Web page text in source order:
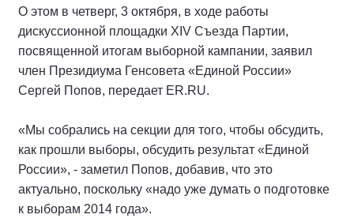
О этом в четверг, 3 октября, в ходе работы
дискуссионной площадки XIV Съезда Партии,
посвященной итогам выборной кампании, заявил
член Президиума Генсовета «Единой России»
Сергей Попов, передает ER.RU.
«Мы собрались на секции для того, чтобы обсудить,
как прошли выборы, обсудить результат «Единой
России», - заметил Попов, добавив, что это
актуально, поскольку «надо уже думать о подготовке
к выборам 2014 года».